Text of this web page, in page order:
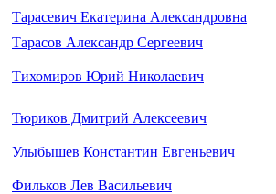
Тарасевич Екатерина Александровна
Тарасов Александр Сергеевич
Тихомиров Юрий Николаевич
Тюриков Дмитрий Алексеевич
Улыбышев Константин Евгеньевич
Фильков Лев Васильевич